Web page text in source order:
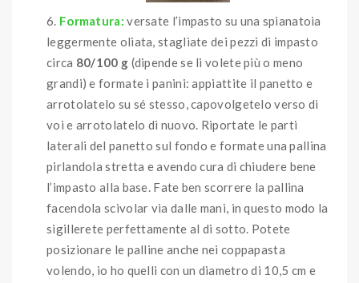
Formatura: versate l’impasto su una spianatoia
leggermente oliata, stagliate dei pezzi di impasto
circa 80/100 g (dipende se li volete più o meno
grandi) e formate i panini: appiattite il panetto e
arrotolatelo su sé stesso, capovolgetelo verso di
voi e arrotolatelo di nuovo. Riportate le parti
laterali del panetto sul fondo e formate una pallina
pirlandola stretta e avendo cura di chiudere bene
l’impasto alla base. Fate ben scorrere la pallina
facendola scivolar via dalle mani, in questo modo la
sigillerete perfettamente al di sotto. Potete
posizionare le palline anche nei coppapasta
volendo, io ho quelli con un diametro di 10,5 cm e